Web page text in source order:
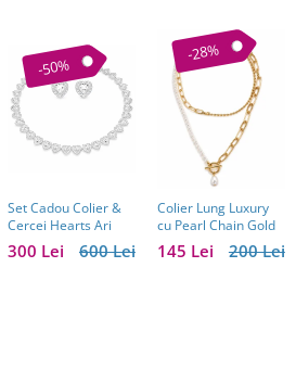
-50%
Set Cadou Colier &
Cercei Hearts Ari
600 Lei
300 Lei
-28%
Colier Lung Luxury
cu Pearl Chain Gold
200 Lei
145 Lei